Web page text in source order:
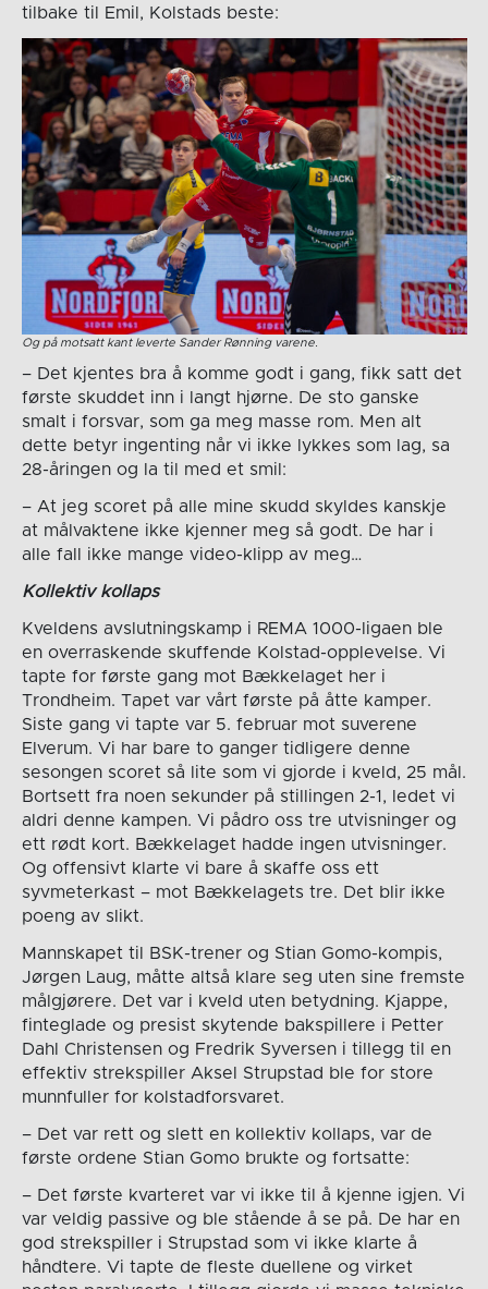
tilbake til Emil, Kolstads beste:
Og på motsatt kant leverte Sander Rønning varene.
– Det kjentes bra å komme godt i gang, fikk satt det
første skuddet inn i langt hjørne. De sto ganske
smalt i forsvar, som ga meg masse rom. Men alt
dette betyr ingenting når vi ikke lykkes som lag, sa
28-åringen og la til med et smil:
– At jeg scoret på alle mine skudd skyldes kanskje
at målvaktene ikke kjenner meg så godt. De har i
alle fall ikke mange video-klipp av meg…
Kollektiv kollaps
Kveldens avslutningskamp i REMA 1000-ligaen ble
en overraskende skuffende Kolstad-opplevelse. Vi
tapte for første gang mot Bækkelaget her i
Trondheim. Tapet var vårt første på åtte kamper.
Siste gang vi tapte var 5. februar mot suverene
Elverum. Vi har bare to ganger tidligere denne
sesongen scoret så lite som vi gjorde i kveld, 25 mål.
Bortsett fra noen sekunder på stillingen 2-1, ledet vi
aldri denne kampen. Vi pådro oss tre utvisninger og
ett rødt kort. Bækkelaget hadde ingen utvisninger.
Og offensivt klarte vi bare å skaffe oss ett
syvmeterkast – mot Bækkelagets tre. Det blir ikke
poeng av slikt.
Mannskapet til BSK-trener og Stian Gomo-kompis,
Jørgen Laug, måtte altså klare seg uten sine fremste
målgjørere. Det var i kveld uten betydning. Kjappe,
finteglade og presist skytende bakspillere i Petter
Dahl Christensen og Fredrik Syversen i tillegg til en
effektiv strekspiller Aksel Strupstad ble for store
munnfuller for kolstadforsvaret.
– Det var rett og slett en kollektiv kollaps, var de
første ordene Stian Gomo brukte og fortsatte:
– Det første kvarteret var vi ikke til å kjenne igjen. Vi
var veldig passive og ble stående å se på. De har en
god strekspiller i Strupstad som vi ikke klarte å
håndtere. Vi tapte de fleste duellene og virket